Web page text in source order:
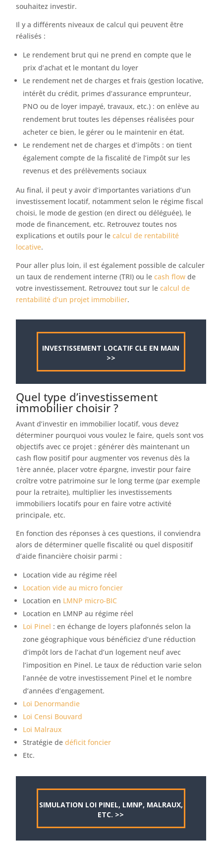
souhaitez investir.
Il y a différents niveaux de calcul qui peuvent être
réalisés :
Le rendement brut qui ne prend en compte que le
prix d’achat et le montant du loyer
Le rendement net de charges et frais (gestion locative,
intérêt du crédit, primes d’assurance emprunteur,
PNO ou de loyer impayé, travaux, etc.) : on enlève au
rendement brut toutes les dépenses réalisées pour
acheter ce bien, le gérer ou le maintenir en état.
Le rendement net de charges et d’impôts : on tient
également compte de la fiscalité de l’impôt sur les
revenus et des prélèvements sociaux
Au final, il peut y avoir d’importantes variations d’un
investissement locatif, notamment selon le régime fiscal
choisi, le mode de gestion (en direct ou déléguée), le
mode de financement, etc. Retrouvez toutes nos
explications et outils pour lecalcul de rentabilité
locative.
Pour aller plus loin, il est également possible de calculer
un taux de rendement interne (TRI) ou lecash flow de
votre investissement. Retrouvez tout sur lecalcul de
rentabilité d’un projet immobilier.
INVESTISSEMENT LOCATIF CLE EN MAIN
>>
Quel type d’investissement
immobilier choisir ?
Avant d’investir en immobilier locatif, vous devez
déterminer pourquoi vous voulez le faire, quels sont vos
objectifs avec ce projet : générer dès maintenant un
cash flow positif pour augmenter vos revenus dès la
1ère année, placer votre épargne, investir pour faire
croître votre patrimoine sur le long terme (par exemple
pour la retraite), multiplier les investissements
immobiliers locatifs pour en faire votre activité
principale, etc.
En fonction des réponses à ces questions, il conviendra
alors de déterminer quelle fiscalité ou quel dispositif
d’aide financière choisir parmi :
Location vide au régime réel
Location vide au micro foncier
Location en LMNP micro-BIC
Location en LMNP au régime réel
Loi Pinel : en échange de loyers plafonnés selon la
zone géographique vous bénéficiez d’une réduction
d’impôt lors de l’achat d’un logement neuf avec
l’imposition en Pinel. Le taux de réduction varie selon
l’année de votre investissement Pinel et le nombre
d’années d’engagement.
Loi Denormandie
Loi Censi Bouvard
Loi Malraux
Stratégie dedéficit foncier
Etc.
SIMULATION LOI PINEL, LMNP, MALRAUX,
ETC. >>